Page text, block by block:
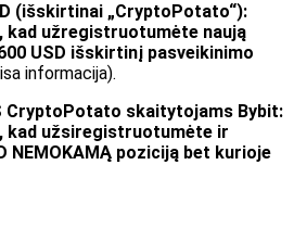
(išskirtinai „CryptoPotato“):
kad užregistruotumėte naują
USD išskirtinį pasveikinimo
informacija).
CryptoPotato skaitytojams Bybit:
kad užsiregistruotumėte ir
NEMOKAMĄ poziciją bet kurioje